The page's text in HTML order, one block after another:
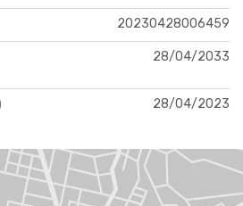
20230428006459
28/04/2033
28/04/2023